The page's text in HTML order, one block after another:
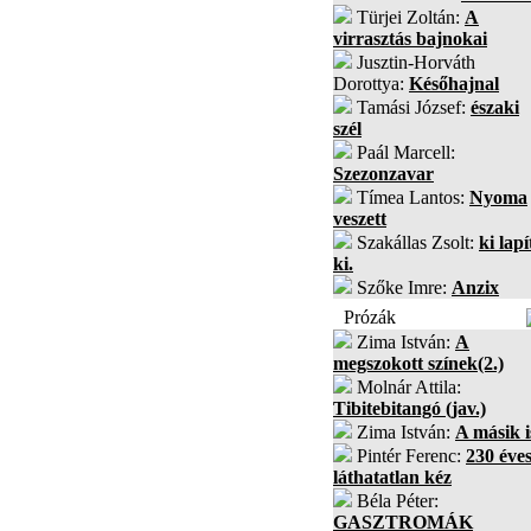
Türjei Zoltán: A
virrasztás bajnokai
Jusztin-Horváth
Dorottya: Későhajnal
Tamási József: északi
szél
Paál Marcell:
Szezonzavar
Tímea Lantos: Nyoma
veszett
Szakállas Zsolt: ki
ki.
Szőke Imre: Anzix
Prózák
Zima István: A
megszokott színek(2.)
Molnár Attila:
Tibitebitangó (jav.)
Zima István: A másik
Pintér Ferenc: 230
láthatatlan kéz
Béla Péter:
GASZTROMÁK